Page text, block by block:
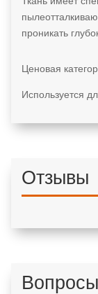
проникать
Ценовая
Используется
Отзывы